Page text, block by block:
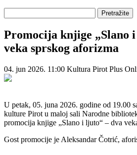
Pretražite
Promocija knjige „Slano
veka sprskog aforizma
04. jun 2026. 11:00 Kultura Pirot Plus
U petak, 05. juna 2026. godine od 19.00
kulture Pirot u maloj sali Narodne
promocija knjige „Slano i ljuto“ – dva
Gost promocije je Aleksandar Čotrić,